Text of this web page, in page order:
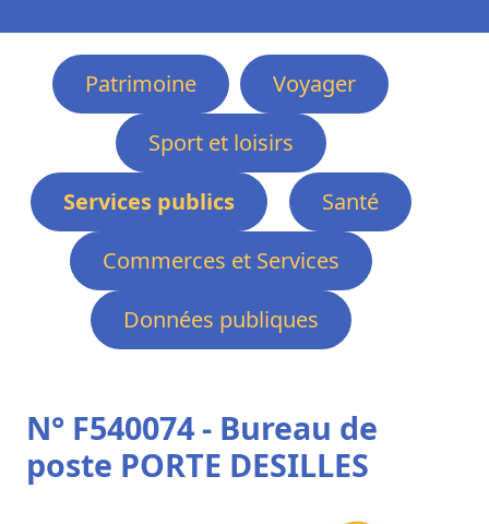
Patrimoine
Voyager
Sport et loisirs
Services publics
Santé
Commerces et Services
Données publiques
N° F540074 - Bureau de
poste PORTE DESILLES